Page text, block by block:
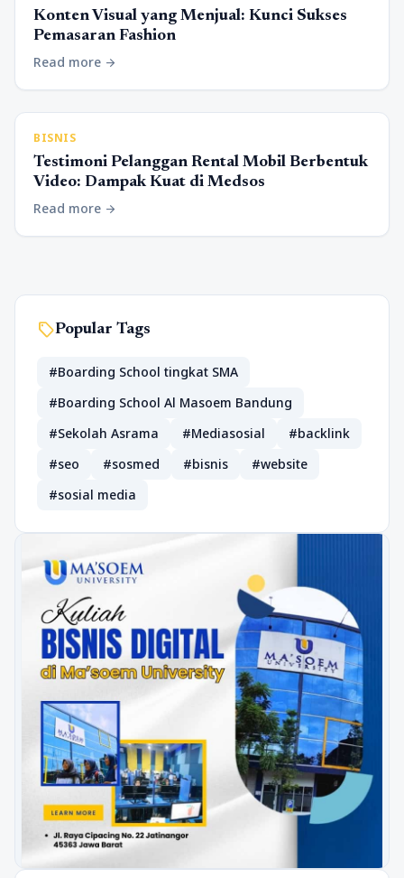
Konten Visual yang Menjual: Kunci Sukses
Pemasaran Fashion
Read more arrow_forward
BISNIS
Testimoni Pelanggan Rental Mobil Berbentuk
Video: Dampak Kuat di Medsos
Read more arrow_forward
sellPopular Tags
#Boarding School tingkat SMA
#Boarding School Al Masoem Bandung
#Sekolah Asrama
#Mediasosial
#backlink
#seo
#sosmed #bisnis
#website
#sosial media